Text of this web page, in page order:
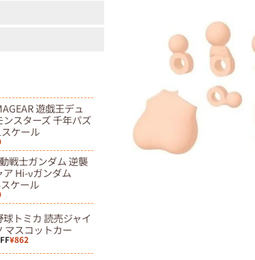
遊戯王デュ
ンスターズ 千年パズ
ケール
戦士ガンダム 逆襲
ア Hi-νガンダム
ケール
球トミカ 読売ジャイ
マスコットカー
¥862
接
動